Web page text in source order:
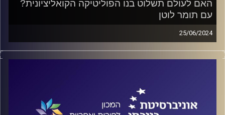
האם לעולם תשלוט בנו הפוליטיקה הקואליציונית?
עם תומר לוטן
25/06/2024
פודקאסט המכון לחירות ואחריות באוניברסיטת רייכמן
על גודל הממשלה הרצוי למדינת ישראל, על היכולת להגיע לכך,
אלה ועוד ישוחח ד"ר חיים וייצמן עם תומר לוטן, לשעבר מנכ"ל
המשרד לביטחון פנים